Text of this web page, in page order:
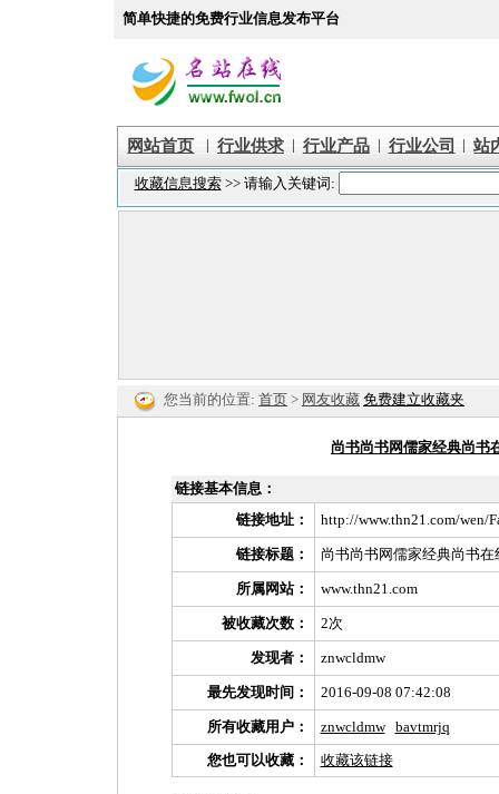
简单快捷的免费行业信息发布平台
网站首页 | 行业供求 | 行业产品 | 行业公司 | 站
您当前的位置: 首页 > 网友收藏 免费建立收藏夹
尚书尚书网儒家经典尚书
链接基本信息：
链接地址：
http://www.thn21.com/wen/
链接标题： 尚书尚书网儒家经典尚书在
所属网站： www.thn21.com
被收藏次数： 2次
发现者： znwcldmw
最先发现时间： 2016-09-08 07:42:08
所有收藏用户： znwcldmw
bavtmrjq
您也可以收藏：
收藏该链接